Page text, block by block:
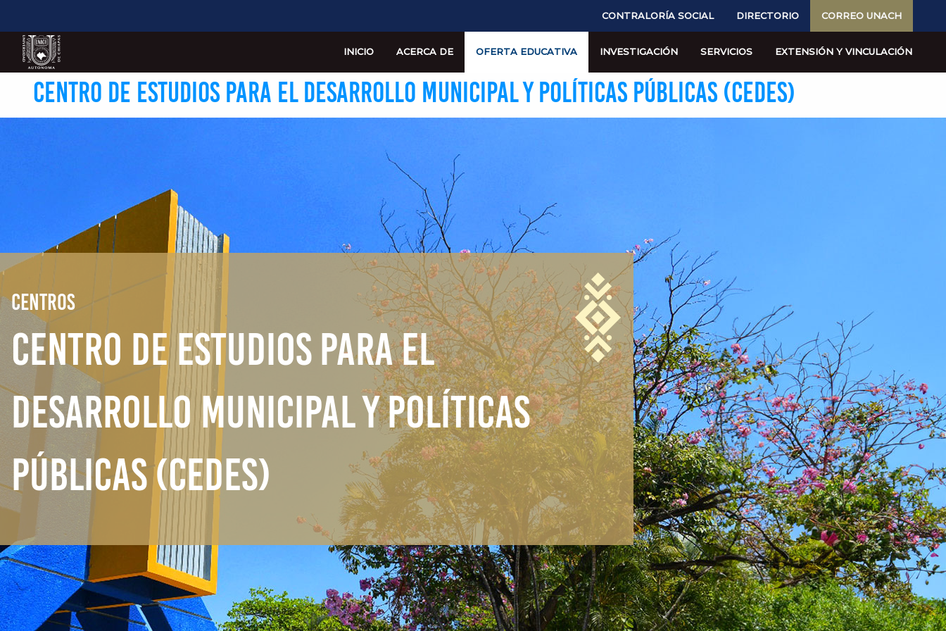
CONTRALORÍA SOCIAL DIRECTORIO CORREO UNACH
INICIO ACERCA DE OFERTA EDUCATIVA INVESTIGACIÓN SERVICIOS EXTENSIÓN Y VINCULACIÓN
CENTRO DE ESTUDIOS PARA EL DESARROLLO MUNICIPAL Y POLÍTICAS PÚBLICAS (CEDES)
CENTROS
CENTRO DE ESTUDIOS PARA EL
DESARROLLO MUNICIPAL Y POLÍTICAS
PÚBLICAS (CEDES)